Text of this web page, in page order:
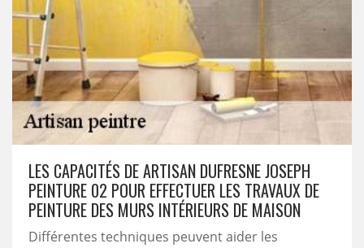
LES CAPACITÉS DE ARTISAN DUFRESNE JOSEPH
PEINTURE 02 POUR EFFECTUER LES TRAVAUX DE
PEINTURE DES MURS INTÉRIEURS DE MAISON
Différentes techniques peuvent aider les